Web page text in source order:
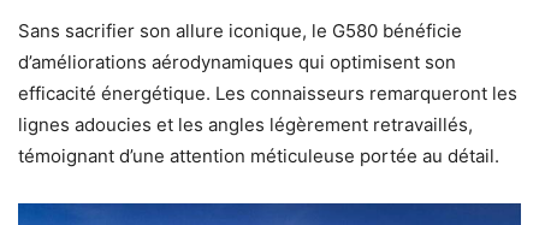
Sans sacrifier son allure iconique, le G580 bénéficie
d’améliorations aérodynamiques qui optimisent son
efficacité énergétique. Les connaisseurs remarqueront les
lignes adoucies et les angles légèrement retravaillés,
témoignant d’une attention méticuleuse portée au détail.